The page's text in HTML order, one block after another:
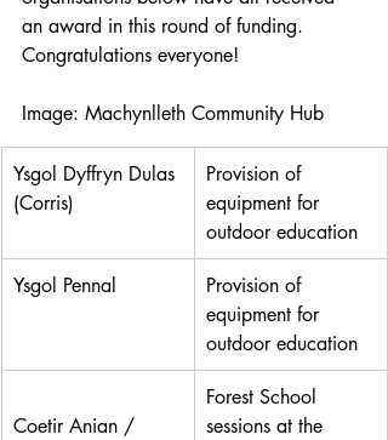
an award in this round of funding.
Congratulations everyone!
Image: Machynlleth Community Hub
Ysgol Dyffryn Dulas
(Corris)
Provision of
equipment for
outdoor education
Ysgol Pennal
Provision of
equipment for
outdoor education
Coetir Anian /
Forest School
sessions at the